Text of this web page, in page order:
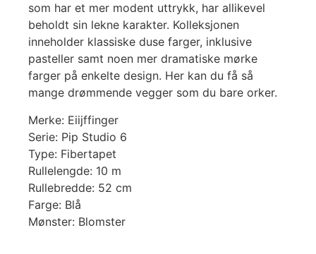
som har et mer modent uttrykk, har allikevel
beholdt sin lekne karakter. Kolleksjonen
inneholder klassiske duse farger, inklusive
pasteller samt noen mer dramatiske mørke
farger på enkelte design. Her kan du få så
mange drømmende vegger som du bare orker.
Merke: Eiijffinger
Serie: Pip Studio 6
Type: Fibertapet
Rullelengde: 10 m
Rullebredde: 52 cm
Farge: Blå
Mønster: Blomster